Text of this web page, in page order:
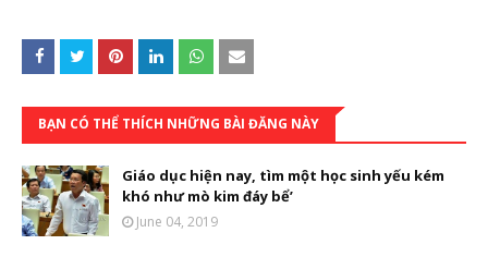
BẠN CÓ THỂ THÍCH NHỮNG BÀI ĐĂNG NÀY
Giáo dục hiện nay, tìm một học sinh yếu kém
khó như mò kim đáy bể’
June 04, 2019